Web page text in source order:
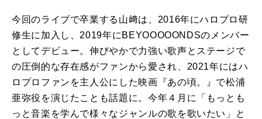
今回のライブで卒業する山﨑は、2016年にハロプロ研
修生に加入し、2019年にBEYOOOOONDSのメンバー
としてデビュー。伸びやかで力強い歌声とステージで
の圧倒的な存在感がファンから愛され、2021年にはハ
ロプロファンを主人公にした映画『あの頃。』で松浦
亜弥役を演じたことも話題に。今年４月に「もっとも
っと音楽を学んで様々なジャンルの歌を歌いたい」と